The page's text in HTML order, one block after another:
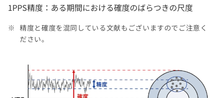
1PPS精度：ある期間における確度のばらつきの尺度
精度と確度を混同している文献もございますのでご注意く
ださい。